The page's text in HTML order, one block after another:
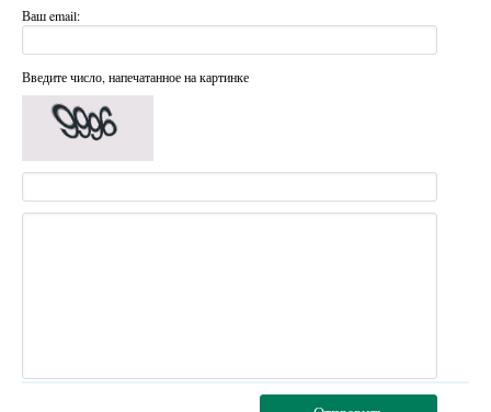
Ваш email:
Введите число, напечатанное на картинке